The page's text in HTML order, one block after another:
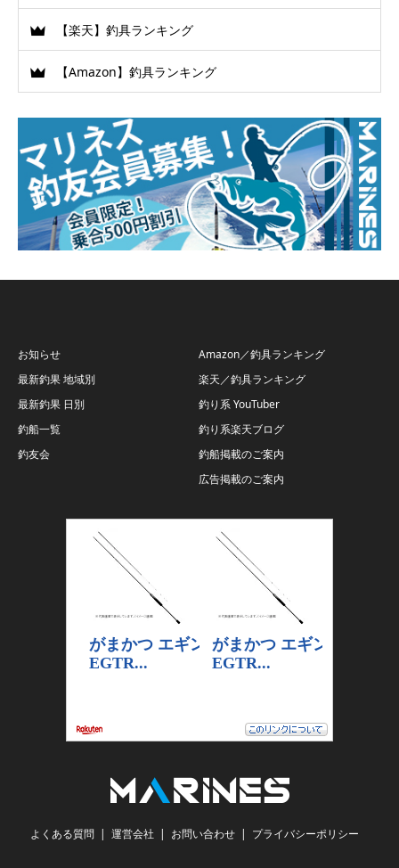
【楽天】釣具ランキング
【Amazon】釣具ランキング
お知らせ
最新釣果 地域別
最新釣果 日別
釣船一覧
釣友会
Amazon／釣具ランキング
楽天／釣具ランキング
釣り系 YouTuber
釣り系楽天ブログ
釣船掲載のご案内
広告掲載のご案内
よくある質問 運営会社 お問い合わせ プライバシーポリシー